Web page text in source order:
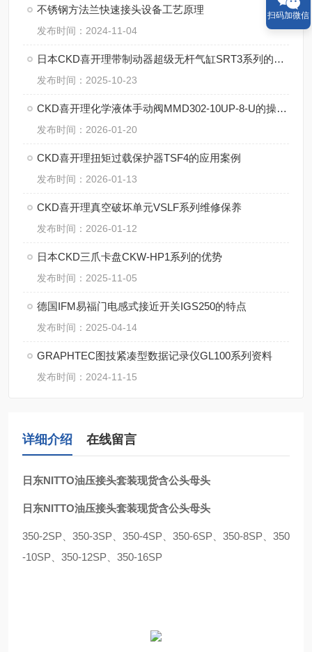
不锈钢方法兰快速接头设备工艺原理
发布时间：2024-11-04
日本CKD喜开理带制动器超级无杆气缸SRT3系列的技术特点【湖南中村】
发布时间：2025-10-23
CKD喜开理化学液体手动阀MMD302-10UP-8-U的操作使用
发布时间：2026-01-20
CKD喜开理扭矩过载保护器TSF4的应用案例
发布时间：2026-01-13
CKD喜开理真空破坏单元VSLF系列维修保养
发布时间：2026-01-12
日本CKD三爪卡盘CKW-HP1系列的优势
发布时间：2025-11-05
德国IFM易福门电感式接近开关IGS250的特点
发布时间：2025-04-14
GRAPHTEC图技紧凑型数据记录仪GL100系列资料
发布时间：2024-11-15
详细介绍 在线留言
日东NITTO油压接头套装现货含公头母头
日东NITTO油压接头套装现货含公头母头
350-2SP、350-3SP、350-4SP、350-6SP、350-8SP、350
-10SP、350-12SP、350-16SP
扫码加微信